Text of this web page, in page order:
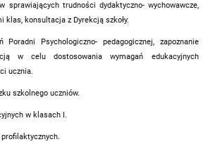
sprawiających trudności dydaktyczno- wychowawcze,
klas, konsultacja z Dyrekcją szkoły.
Psychologiczno- pedagogicznej, zapoznanie
w celu dostosowania wymagań edukacyjnych
ucznia.
szkolnego uczniów.
w klasach I.